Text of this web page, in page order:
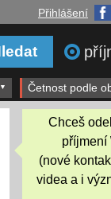
Přihlášení
Četnost podle
Chceš
příjmení
(nové
videa a i